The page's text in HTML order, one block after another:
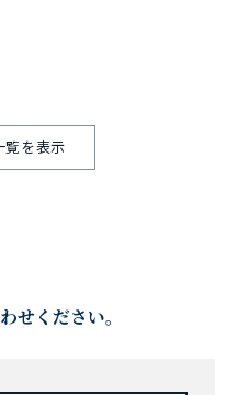
覧を表示
せください。